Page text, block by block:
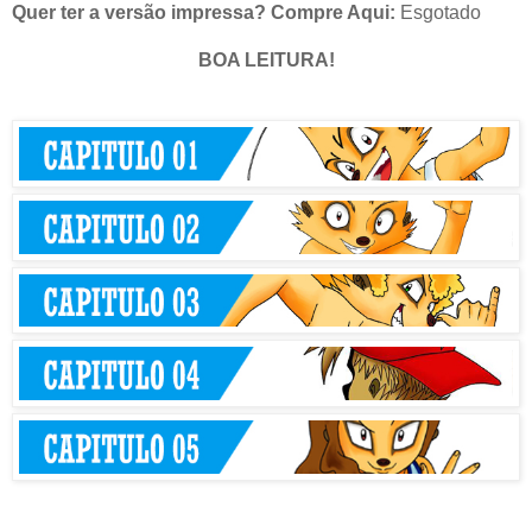
Quer ter a versão impressa? Compre Aqui: Esgotado
BOA LEITURA!